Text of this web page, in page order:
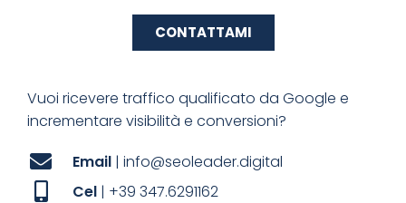
Vuoi ricevere traffico qualificato da Google e
incrementare visibilità e conversioni?
Email | info@seoleader.digital
Cel | +39 347.6291162
CONTATTAMI